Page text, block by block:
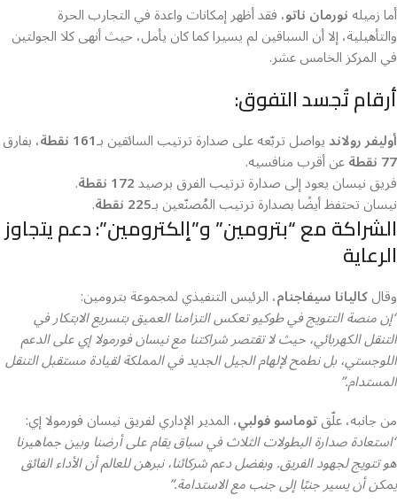
أما زميلهنورمان ناتو، فقد أظهر إمكانات واعدة في التجارب الحرة
والتأهيلية، إلا أن السباقين لم يسيرا كما كان يأمل، حيث أنهى كلا الجولتين
في المركز الخامس عشر.
أرقام تُجسد التفوق:
أوليفر رولانديواصل تربّعه على صدارة ترتيب السائقين بـ161 نقطة ، بفارق
77 نقطة عن أقرب منافسيه.
فريق نيسان يعود إلى صدارة ترتيب الفرق برصيد172 نقطة .
نيسان تحتفظ أيضًا بصدارة ترتيب المُصنّعين بـ225 نقطة .
الشراكة مع “بترومين” و”إلكترومين”: دعم يتجاوز
الرعاية
وقالكاليانا سيفاجنام، الرئيس التنفيذي لمجموعة بترومين:
“إن منصة التتويج في طوكيو تعكس التزامنا العميق بتسريع الابتكار في
التنقل الكهربائي، حيث لا تقتصر شراكتنا مع نيسان فورمولا إي على الدعم
اللوجستي، بل نطمح لإلهام الجيل الجديد في المملكة لقيادة مستقبل التنقل
المستدام.”
من جانبه، علّقتوماسو فولبي، المدير الإداري لفريق نيسان فورمولا إي:
“استعادة صدارة البطولات الثلاث في سباق يقام على أرضنا وبين جماهيرنا
هو تتويج لجهود الفريق. وبفضل دعم شركائنا، نبرهن للعالم أن الأداء الفائق
يمكن أن يسير جنبًا إلى جنب مع الاستدامة.”